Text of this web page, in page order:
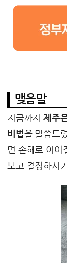
맺음말
지금까지 제주
비법을 말씀드
면 손해로 이어
보고 결정하시